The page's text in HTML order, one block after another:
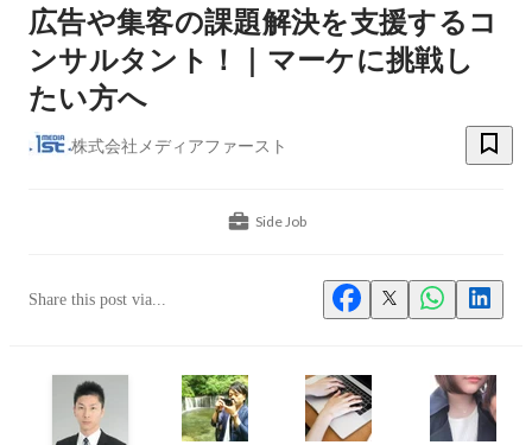
広告や集客の課題解決を支援するコ
ンサルタント！｜マーケに挑戦し
たい方へ
株式会社メディアファースト
Side Job
Share this post via...